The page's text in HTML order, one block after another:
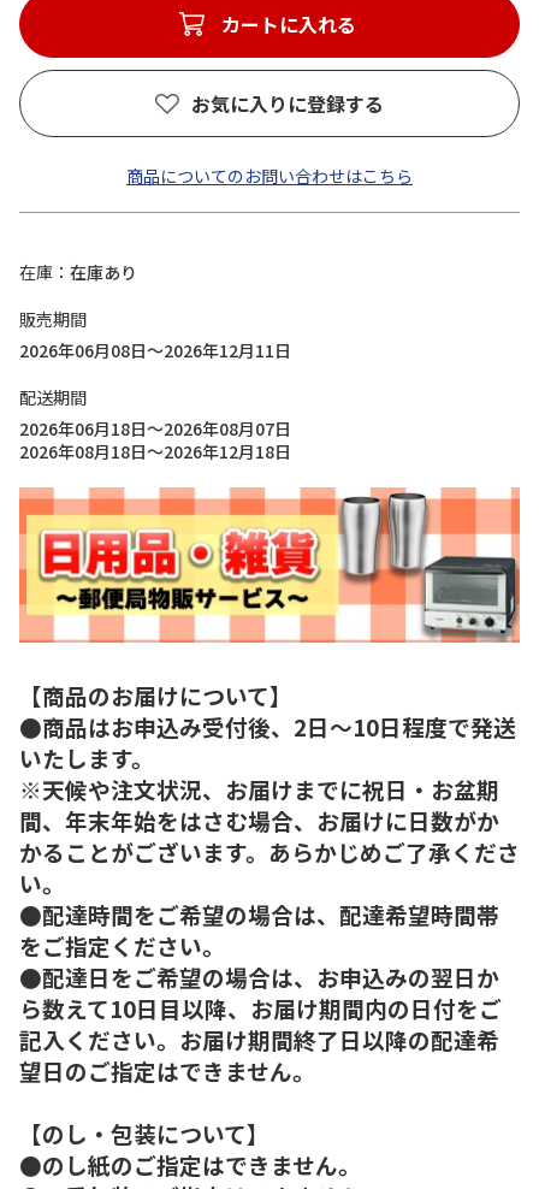
カートに入れる
お気に入りに登録する
商品についてのお問い合わせはこちら
在庫
在庫あり
販売期間
2026年06月08日～2026年12月11日
配送期間
2026年06月18日～2026年08月07日
2026年08月18日～2026年12月18日
【商品のお届けについて】
●商品はお申込み受付後、2日～10日程度で発送
いたします。
※天候や注文状況、お届けまでに祝日・お盆期
間、年末年始をはさむ場合、お届けに日数がか
かることがございます。あらかじめご了承くださ
い。
●配達時間をご希望の場合は、配達希望時間帯
をご指定ください。
●配達日をご希望の場合は、お申込みの翌日か
ら数えて10日目以降、お届け期間内の日付をご
記入ください。お届け期間終了日以降の配達希
望日のご指定はできません。
【のし・包装について】
●のし紙のご指定はできません。